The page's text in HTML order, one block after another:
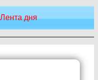
Лента дня